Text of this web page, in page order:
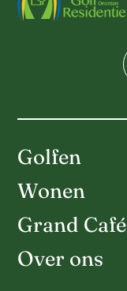
Golfen
Wonen
Grand Café
Over ons